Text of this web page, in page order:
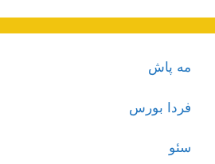
مه پاش
فردا بورس
سئو